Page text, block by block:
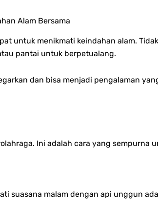
Alam Bersama
untuk menikmati keindahan alam.
pantai untuk berpetualang.
dan bisa menjadi pengalaman
Ini adalah cara yang sempurna
suasana malam dengan api unggun